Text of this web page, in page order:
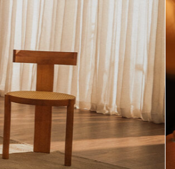
rituais
mudanças
Decorar